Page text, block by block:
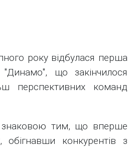
року відбулася перша
що закінчилося
перспективних команд
знаковою тим, що вперше
конкурентів з